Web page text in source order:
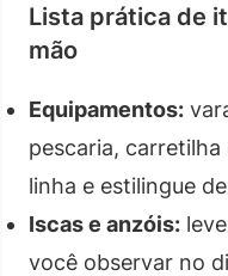
Lista prática de
mão
Equipamentos:
pescaria,
linha e estilingue
Iscas e anzóis:
você observar no